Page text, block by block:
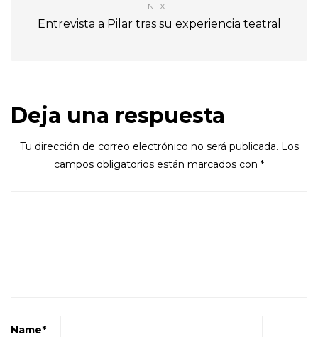
NEXT
Entrevista a Pilar tras su experiencia teatral
Deja una respuesta
Tu dirección de correo electrónico no será publicada. Los
campos obligatorios están marcados con *
Name*